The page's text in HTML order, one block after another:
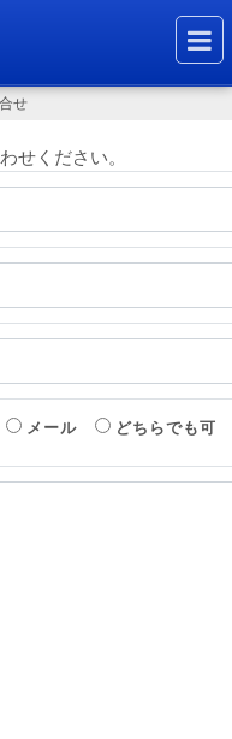
せ
せください。
メール どちらでも可